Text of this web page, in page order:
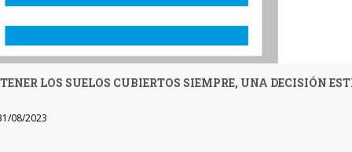
LOS SUELOS CUBIERTOS SIEMPRE, UNA DECISIÓN
08/2023